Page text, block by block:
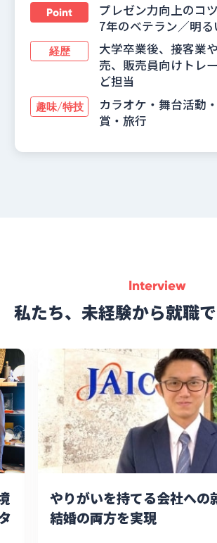
Point
プレゼン力向上のコ
7年のベテラン／明る
経歴
大学卒業後、接客業
売、販売員向けトレ
ど担当
趣味/特技
カラオケ・舞台活動
賞・旅行
Interview
私たち、未経験から就職
やりがいを持てる会社への
結婚の両方を実現